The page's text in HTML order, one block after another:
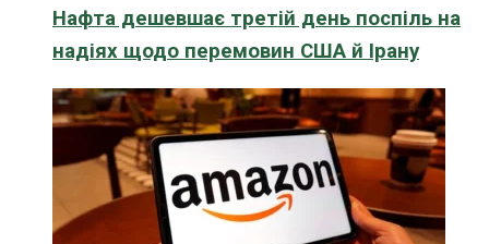
Нафта дешевшає третій день поспіль на
надіях щодо перемовин США й Ірану